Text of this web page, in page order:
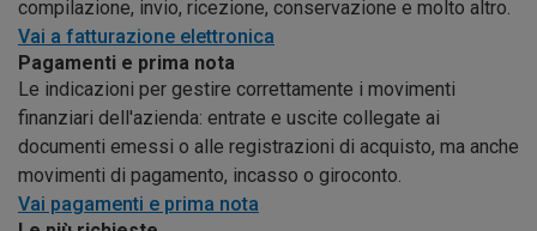
compilazione, invio, ricezione, conservazione e molto altro.
Vai a fatturazione elettronica
Pagamenti e prima nota
Le indicazioni per gestire correttamente i movimenti
finanziari dell'azienda: entrate e uscite collegate ai
documenti emessi o alle registrazioni di acquisto, ma anche
movimenti di pagamento, incasso o giroconto.
Vai pagamenti e prima nota